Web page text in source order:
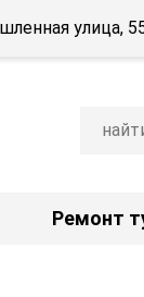
Ремонт
улица,